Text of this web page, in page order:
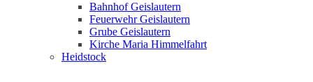
Bahnhof Geislautern
Feuerwehr Geislautern
Grube Geislautern
Kirche Maria Himmelfahrt
Heidstock